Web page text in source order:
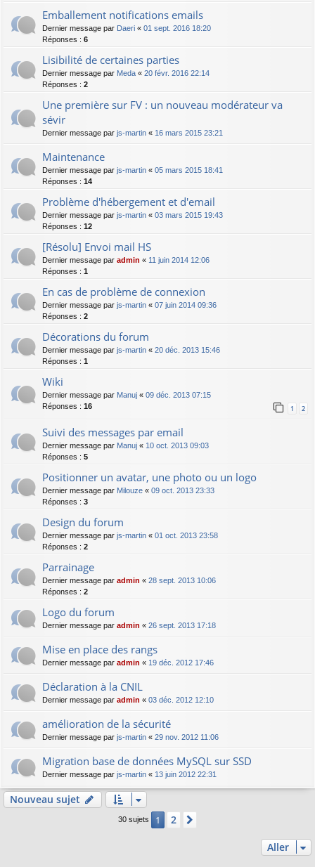
Emballement notifications emails
Dernier message par Daeri « 01 sept. 2016 18:20
Réponses : 6
Lisibilité de certaines parties
Dernier message par Meda « 20 févr. 2016 22:14
Réponses : 2
Une première sur FV : un nouveau modérateur va
sévir
Dernier message par js-martin « 16 mars 2015 23:21
Maintenance
Dernier message par js-martin « 05 mars 2015 18:41
Réponses : 14
Problème d'hébergement et d'email
Dernier message par js-martin « 03 mars 2015 19:43
Réponses : 12
[Résolu] Envoi mail HS
Dernier message par admin « 11 juin 2014 12:06
Réponses : 1
En cas de problème de connexion
Dernier message par js-martin « 07 juin 2014 09:36
Réponses : 2
Décorations du forum
Dernier message par js-martin « 20 déc. 2013 15:46
Réponses : 1
Wiki
Dernier message par Manuj « 09 déc. 2013 07:15
Réponses : 16 1 2
Suivi des messages par email
Dernier message par Manuj « 10 oct. 2013 09:03
Réponses : 5
Positionner un avatar, une photo ou un logo
Dernier message par Milouze « 09 oct. 2013 23:33
Réponses : 3
Design du forum
Dernier message par js-martin « 01 oct. 2013 23:58
Réponses : 2
Parrainage
Dernier message par admin « 28 sept. 2013 10:06
Réponses : 2
Logo du forum
Dernier message par admin « 26 sept. 2013 17:18
Mise en place des rangs
Dernier message par admin « 19 déc. 2012 17:46
Déclaration à la CNIL
Dernier message par admin « 03 déc. 2012 12:10
amélioration de la sécurité
Dernier message par js-martin « 29 nov. 2012 11:06
Migration base de données MySQL sur SSD
Dernier message par js-martin « 13 juin 2012 22:31
Nouveau sujet
30 sujets 1 2
Aller